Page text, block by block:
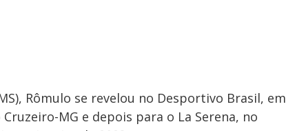
Rômulo se revelou no Desportivo Brasil, em
MG e depois para o La Serena, no